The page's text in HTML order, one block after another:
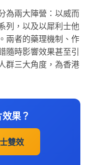
為兩大陣營：以威而
列，以及以犀利士他
兩者的藥理機制、作
隨時影響效果甚至引
群三大角度，為香港
果？
雙效